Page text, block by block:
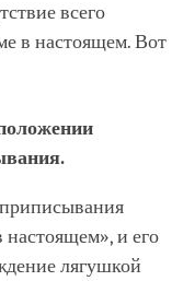
всего
в настоящем. Вот
настоящем», и его
лягушкой